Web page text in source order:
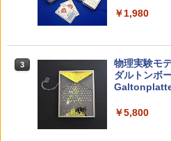
3 先生のため
￥-
知育玩具 お
￥4,046
カル国旗パ
￥4,290
￥1,980
3
物理実験モ
ダルトンボ
￥5,800